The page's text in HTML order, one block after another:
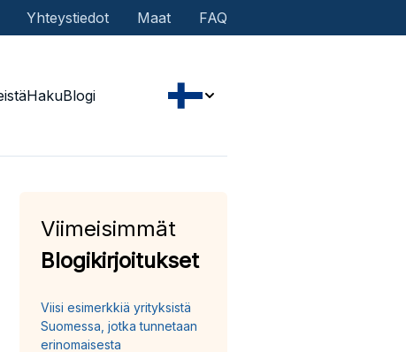
Yhteystiedot Maat FAQ
HakuBlogi
Viimeisimmät
Blogikirjoitukset
Viisi esimerkkiä yrityksistä
Suomessa, jotka tunnetaan
erinomaisesta